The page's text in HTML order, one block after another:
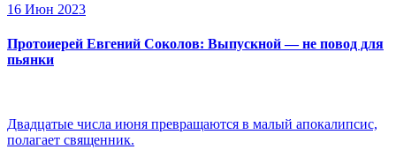
16 Июн 2023
Протоиерей Евгений Соколов: Выпускной — не повод для
пьянки
Двадцатые числа июня превращаются в малый апокалипсис,
полагает священник.